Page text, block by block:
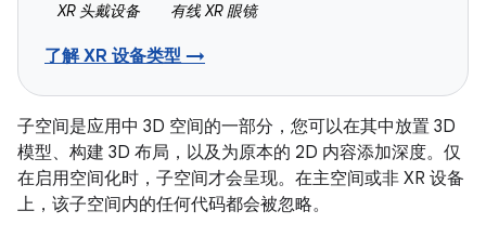
XR 头戴设备 有线 XR 眼镜
了解 XR 设备类型 →
子空间是应用中 3D 空间的一部分，您可以在其中放置 3D
模型、构建 3D 布局，以及为原本的 2D 内容添加深度。仅
在启用空间化时，子空间才会呈现。在主空间或非 XR 设备
上，该子空间内的任何代码都会被忽略。